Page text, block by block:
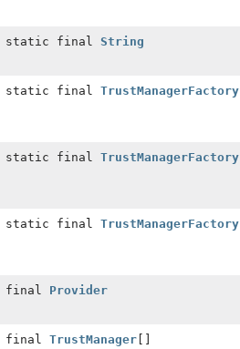
static final String
static final TrustManagerFactory
static final TrustManagerFactory
static final TrustManagerFactory
final Provider
final TrustManager[]